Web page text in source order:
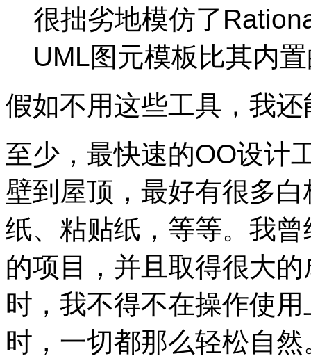
很拙劣地模仿了
UML图元模板比其内
假如不用这些工具，我
至少，最快速的OO设计
壁到屋顶，最好有很多
纸、粘贴纸，等等。我
的项目，并且取得很大
时，我不得不在操作使
时，一切都那么轻松自然